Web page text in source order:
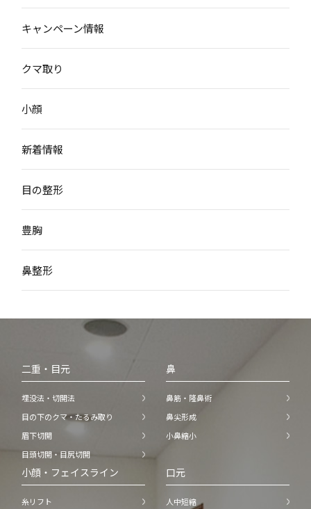
キャンペーン情報
クマ取り
小顔
新着情報
目の整形
豊胸
鼻整形
二重・目元
埋没法・切開法
目の下のクマ・たるみ取り
眉下切開
目頭切開・目尻切開
鼻
鼻筋・隆鼻術
鼻尖形成
小鼻縮小
小顔・フェイスライン
糸リフト
口元
人中短縮